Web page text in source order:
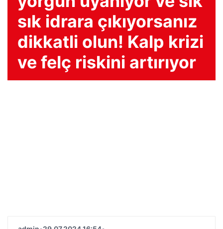
sık idrara çıkıyorsanız
dikkatli olun! Kalp krizi
ve felç riskini artırıyor